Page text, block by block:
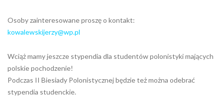
Osoby zainteresowane proszę o kontakt:
kowalewskijerzy@wp.pl
Wciąż mamy jeszcze stypendia dla studentów polonistyki mających
polskie pochodzenie!
Podczas II Biesiady Polonistycznej będzie też można odebrać
stypendia studenckie.